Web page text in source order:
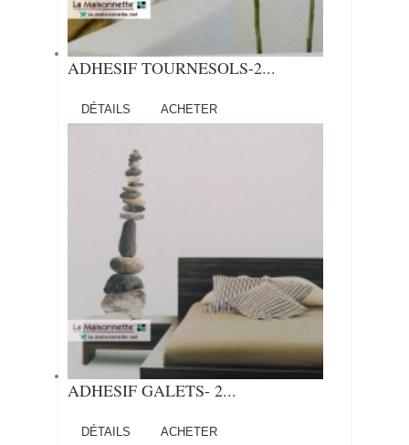
ADHESIF TOURNESOLS-2...
DÉTAILS ACHETER
ADHESIF GALETS- 2...
DÉTAILS ACHETER